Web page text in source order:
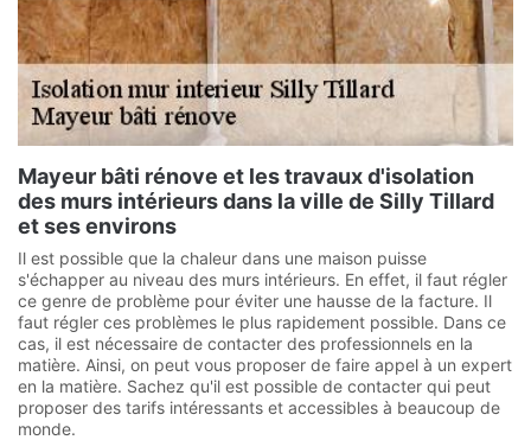
Mayeur bâti rénove et les travaux d'isolation
des murs intérieurs dans la ville de Silly Tillard
et ses environs
Il est possible que la chaleur dans une maison puisse
s'échapper au niveau des murs intérieurs. En effet, il faut régler
ce genre de problème pour éviter une hausse de la facture. Il
faut régler ces problèmes le plus rapidement possible. Dans ce
cas, il est nécessaire de contacter des professionnels en la
matière. Ainsi, on peut vous proposer de faire appel à un expert
en la matière. Sachez qu'il est possible de contacter qui peut
proposer des tarifs intéressants et accessibles à beaucoup de
monde.